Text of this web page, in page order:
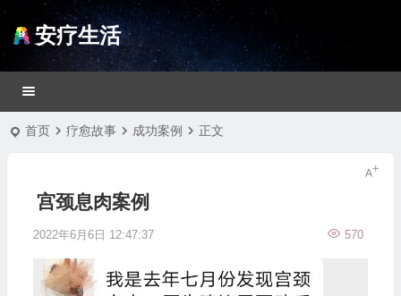
安疗生活
首页 疗愈故事 成功案例 正文
宫颈息肉案例
2022年6月6日 12:47:37 570